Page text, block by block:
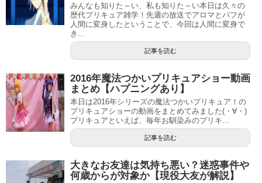
みんなも知りた～い、私も知りた～い本日は久々の
歴代プリキュア雑学！先週の放送でアロマとパフが
人間に変身したということで、今回は人間に変身で
き...
記事を読む
2016年魔法つかいプリキュアショー動画
まとめ【ハプニングあり】
本日は2016年シリーズの魔法つかいプリキュア！の
プリキュアショーの動画をまとめてみました(・∀・)
プリキュアといえば、毎年お馴染みのプリキ...
記事を読む
大きなお友達は気持ち悪い？迷惑事件や
何歳からが対象か【現役大友が解説】